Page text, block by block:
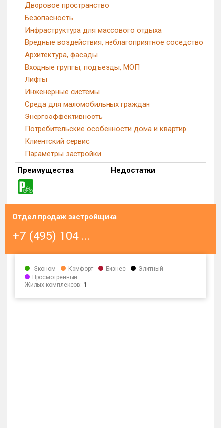
Дворовое пространство
Безопасность
Инфраструктура для массового отдыха
Вредные воздействия, неблагоприятное соседство
Архитектура, фасады
Входные группы, подъезды, МОП
Лифты
Инженерные системы
Среда для маломобильных граждан
Энергоэффективность
Потребительские особенности дома и квартир
Клиентский сервис
Параметры застройки
Преимущества
Недостатки
Отдел продаж застройщика
+7 (495) 104 ...
Эконом Комфорт Бизнес
Элитный
Просмотренный
Жилых комплексов: 1